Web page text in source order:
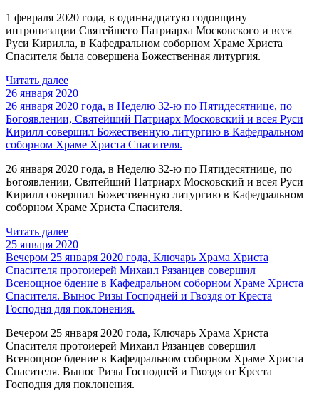
1 февраля 2020 года, в одиннадцатую годовщину
интронизации Святейшего Патриарха Московского и всея
Руси Кирилла, в Кафедральном соборном Храме Христа
Спасителя была совершена Божественная литургия.
Читать далее
26 января 2020
26 января 2020 года, в Неделю 32-ю по Пятидесятнице, по
Богоявлении, Святейший Патриарх Московский и всея Руси
Кирилл совершил Божественную литургию в Кафедральном
соборном Храме Христа Спасителя.
26 января 2020 года, в Неделю 32-ю по Пятидесятнице, по
Богоявлении, Святейший Патриарх Московский и всея Руси
Кирилл совершил Божественную литургию в Кафедральном
соборном Храме Христа Спасителя.
Читать далее
25 января 2020
Вечером 25 января 2020 года, Ключарь Храма Христа
Спасителя протоиерей Михаил Рязанцев совершил
Всенощное бдение в Кафедральном соборном Храме Христа
Спасителя. Вынос Ризы Господней и Гвоздя от Креста
Господня для поклонения.
Вечером 25 января 2020 года, Ключарь Храма Христа
Спасителя протоиерей Михаил Рязанцев совершил
Всенощное бдение в Кафедральном соборном Храме Христа
Спасителя. Вынос Ризы Господней и Гвоздя от Креста
Господня для поклонения.